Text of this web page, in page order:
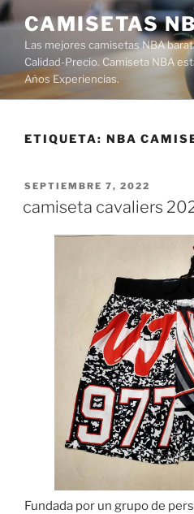
Saltar
al
contenido
CAMISETAS
Las mejores camisetas NBA
Calidad-Precio. Camiseta NBA
Años Experiencias.
ETIQUETA: NBA
PUBLICADO
SEPTIEMBRE 7, 2022
camiseta cavaliers
Fundada por un grupo de